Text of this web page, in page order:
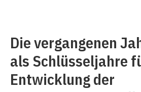
Die vergangenen
als Schlüsseljahre
Entwicklung der